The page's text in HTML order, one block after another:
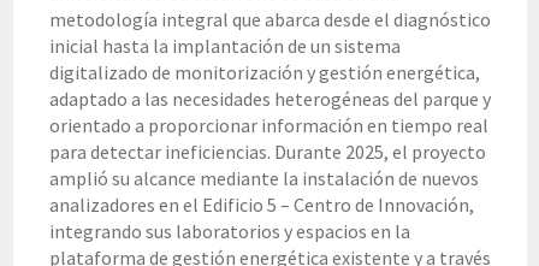
metodología integral que abarca desde el diagnóstico
inicial hasta la implantación de un sistema
digitalizado de monitorización y gestión energética,
adaptado a las necesidades heterogéneas del parque y
orientado a proporcionar información en tiempo real
para detectar ineficiencias. Durante 2025, el proyecto
amplió su alcance mediante la instalación de nuevos
analizadores en el Edificio 5 – Centro de Innovación,
integrando sus laboratorios y espacios en la
plataforma de gestión energética existente y a través